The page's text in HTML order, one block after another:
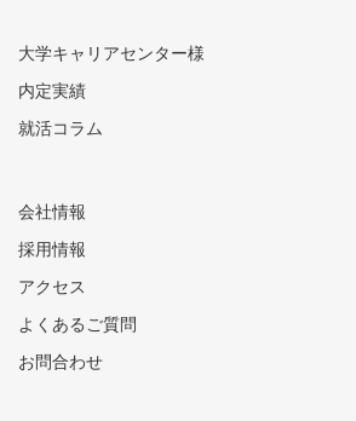
大学キャリアセンター様
内定実績
就活コラム
会社情報
採用情報
アクセス
よくあるご質問
お問合わせ